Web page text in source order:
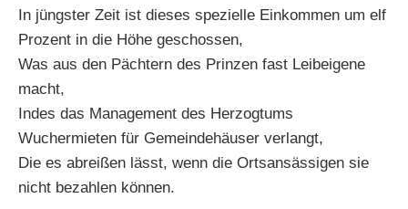
In jüngster Zeit ist dieses spezielle Einkommen um elf
Prozent in die Höhe geschossen,
Was aus den Pächtern des Prinzen fast Leibeigene
macht,
Indes das Management des Herzogtums
Wuchermieten für Gemeindehäuser verlangt,
Die es abreißen lässt, wenn die Ortsansässigen sie
nicht bezahlen können.